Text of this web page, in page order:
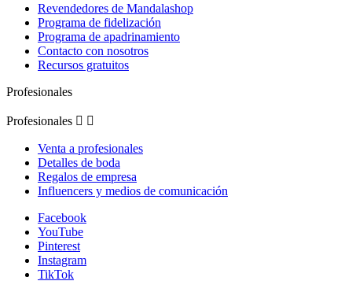
Revendedores de Mandalashop
Programa de fidelización
Programa de apadrinamiento
Contacto con nosotros
Recursos gratuitos
Profesionales
Profesionales  
Venta a profesionales
Detalles de boda
Regalos de empresa
Influencers y medios de comunicación
Facebook
YouTube
Pinterest
Instagram
TikTok